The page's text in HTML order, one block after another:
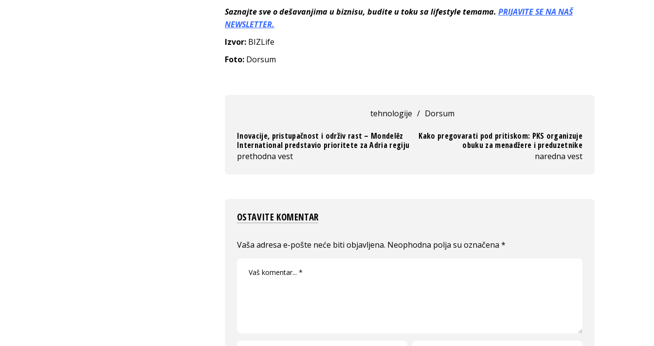
Saznajte sve o dešavanjima u biznisu, budite u toku sa lifestyle temama. PRIJAVITE SE NA NAŠ
NEWSLETTER.
Izvor: BIZLife
Foto: Dorsum
tehnologije / Dorsum
Inovacije, pristupačnost i održiv rast – Mondelēz
International predstavio prioritete za Adria regiju
prethodna vest
Kako pregovarati pod pritiskom: PKS organizuje
obuku za menadžere i preduzetnike
naredna vest
OSTAVITE KOMENTAR
Vaša adresa e-pošte neće biti objavljena. Neophodna polja su označena *